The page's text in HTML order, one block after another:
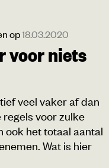
op18.03.2020
voor niets
veel vaker af dan
voor zulke
ook het totaal aantal
Wat is hier